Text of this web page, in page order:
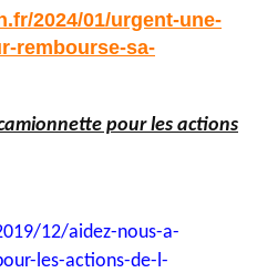
2024/01/urgent-une-
rembourse-sa-
pour les actions
12/aidez-nous-a-
les-actions-de-l-